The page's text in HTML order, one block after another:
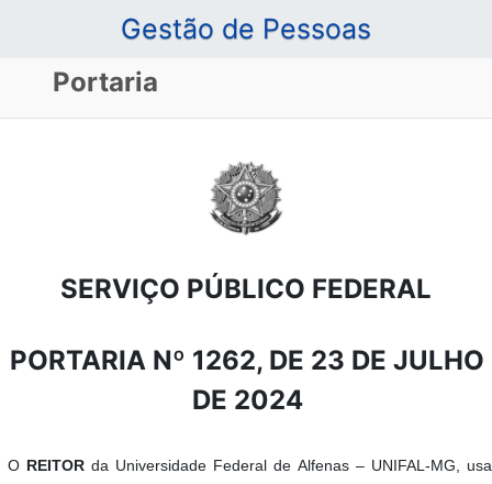
Gestão de Pessoas
Portaria
SERVIÇO PÚBLICO FEDERAL
PORTARIA Nº 1262, DE 23 DE JULHO
DE 2024
O REITOR da Universidade Federal de Alfenas – UNIFAL-MG,